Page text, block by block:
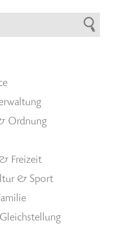
Ordnung
Freizeit
& Sport